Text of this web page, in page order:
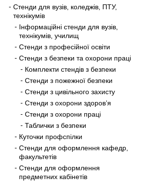
Стенди для вузів, коледжів, ПТУ,
технікумів
Інформаційні стенди для вузів,
технікумів, училищ
Стенди з професійної освіти
Стенди з безпеки та охорони праці
Комплекти стендів з безпеки
Стенди з пожежної безпеки
Стенди з цивільного захисту
Стенди з охорони здоров’я
Стенди з охорони праці
Таблички з безпеки
Куточки профспілки
Стенди для оформлення кафедр,
факультетів
Стенди для оформлення
предметних кабінетів